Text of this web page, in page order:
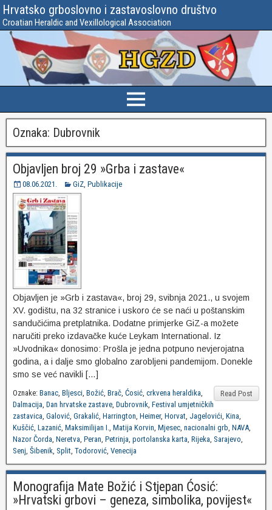
Hrvatsko grboslovno i zastavoslovno društvo
Croatian Heraldic and Vexillological Association
Oznaka: Dubrovnik
Objavljen broj 29 »Grba i zastave«
08.06.2021. GiZ, Publikacije
Objavljen je »Grb i zastava«, broj 29, svibnja 2021., u svojem
XV. godištu, na 32 stranice i uskoro će se naći u poštanskim
sandučićima pretplatnika. Dodatne primjerke GiZ-a možete
naručiti preko izdavačke kuće Leykam International. Iz
»Uvodnika« donosimo: Prošla je jedna potpuno nevjerojatna
godina, a i dalje smo globalno zarobljeni pandemijom. Donekle
smo se već navikli […]
Read Post
Oznake: Banac, Bljesci, Božić, Brač, Ćosić, crkvena heraldika,
Dalmacija, Dan hrvatske zastave, Dubrovnik, Festival umjetničkih
zastavica, Galović, Grakalić, Harrington, Heimer, Horvat, Jagelovići, Kina,
Kuščić, Lazanić, Maksimilijan I., Matija Korvin, Mjesec, nacionalni grb, NAVA,
Nazor Čorda, Neretva, Peran, Petrinja, portolanska karta, Rijeka, Sarajevo,
Senj, Šibenik, Split, Todorović, Venecija
Monografija Mate Božić i Stjepan Ćosić:
»Hrvatski grbovi – geneza, simbolika, povijest«